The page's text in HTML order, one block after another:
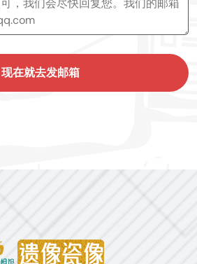
现在就去发邮箱